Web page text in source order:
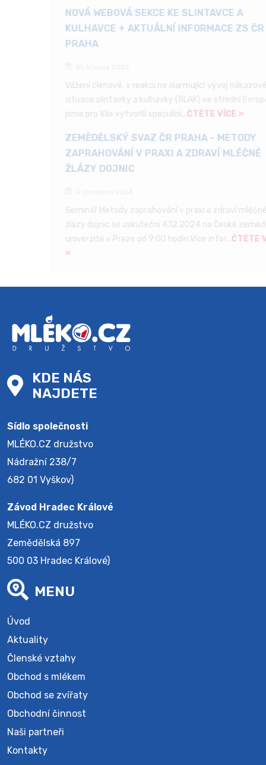
NOVÁ WEBOVÁ SEKCE KE SLINTAVCE A
KULHAVCE + AKTUÁLNÍ INFORMACE ZS ČR
PRAHA
Vážení členové, v reakci na alarmující vývoj nákazové
situace slintavky a kulhavky (SLAK) ve střední Evropě
jsme pro Vás vytvořili speciální... ČTĚTE VÍCE »
ZEMĚDĚLSKÝ SVAZ ČR PRAHA - METODY
ZAPRAHOVÁNÍ V PRAXI A ZDRAVÍ MLÉČNÉ
ŽLÁZY DOJNIC
Seminář Metody zaprahování v praxi a zdraví mléčné
žlázy dojnic se uskuteční 4.12.2024 na České
univerzitě v Praze od 9:00 hodin.Více infor... ČTĚTE
KDE NÁS
NAJDETE
Sídlo společnosti
MLÉKO.CZ družstvo
Nádražní 238/7
682 01 Vyškov)
Závod Hradec Králové
MLÉKO.CZ družstvo
Zemědělská 897
500 03 Hradec Králové)
MENU
Úvod
Aktuality
Členské vztahy
Obchod s mlékem
Obchod se zvířaty
Obchodní činnost
Naši partneři
Kontakty